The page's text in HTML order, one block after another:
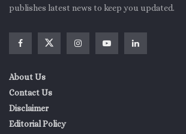
publishes latest news to keep you updated.
About Us
Contact Us
Disclaimer
Editorial Policy